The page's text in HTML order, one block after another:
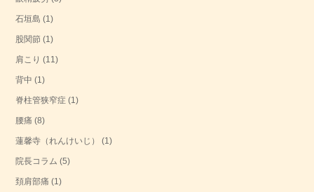
石垣島 (1)
股関節 (1)
肩こり (11)
背中 (1)
脊柱管狭窄症 (1)
腰痛 (8)
蓮馨寺（れんけいじ） (1)
院長コラム (5)
頚肩部痛 (1)